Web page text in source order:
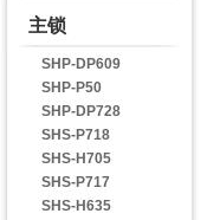
主锁
SHP-DP609
SHP-P50
SHP-DP728
SHS-P718
SHS-H705
SHS-P717
SHS-H635